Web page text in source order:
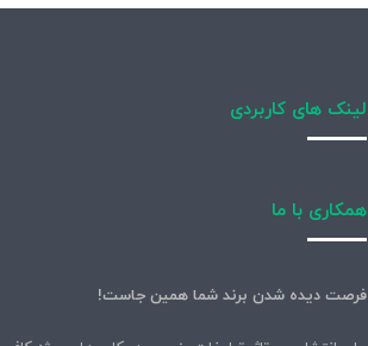
لینک های کاربردی
همکاری با ما
فرصت دیده شدن برند شما همین جاست!